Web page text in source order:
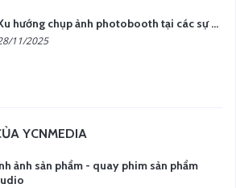
Xu hướng chụp ảnh photobooth tại các sự kiện hiện nay
11/2025
YCNMEDIA
ảnh sản phẩm - quay phim sản phẩm